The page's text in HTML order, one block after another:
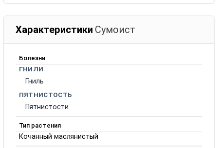
Характеристики Сумоист
Болезни
ГНИЛИ
Гниль
ПЯТНИСТОСТЬ
Пятнистости
Тип растения
Кочанный маслянистый